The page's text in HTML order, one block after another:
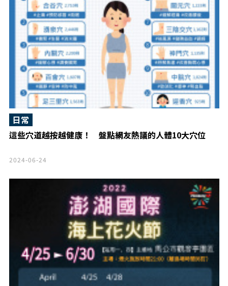
這些穴道越按越健康！ 盤點網友熱議的人體10大穴位
日常
2024-06-24